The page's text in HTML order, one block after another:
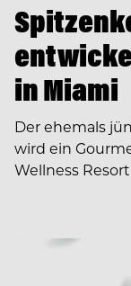
in Miami
Der ehemals
wird ein
Wellness